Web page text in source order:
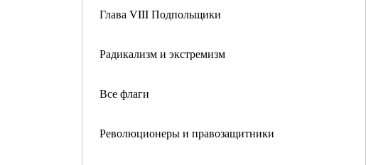
Глава VIII Подпольщики
Радикализм и экстремизм
Все флаги
Революционеры и правозащитники